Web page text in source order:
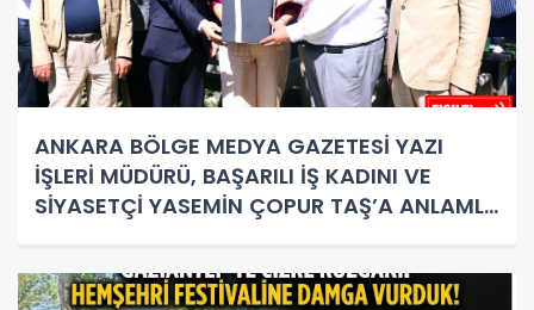
ANKARA BÖLGE MEDYA GAZETESİ YAZI
İŞLERİ MÜDÜRÜ, BAŞARILI İŞ KADINI VE
SİYASETÇİ YASEMİN ÇOPUR TAŞ’A ANLAMLI